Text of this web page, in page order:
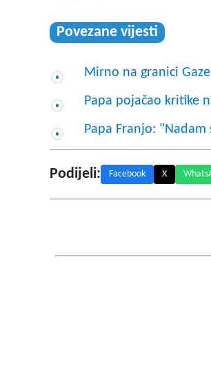
Povezane vijesti
Mirno na granici
Papa pojačao kritike
Papa Franjo:
Podijeli: Facebook X